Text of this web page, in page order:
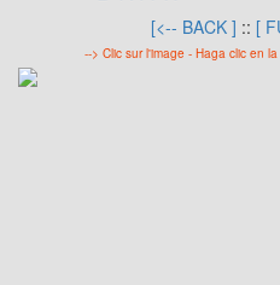
[<-- BACK ] :: [
--> Clic sur l'image - Haga clic en